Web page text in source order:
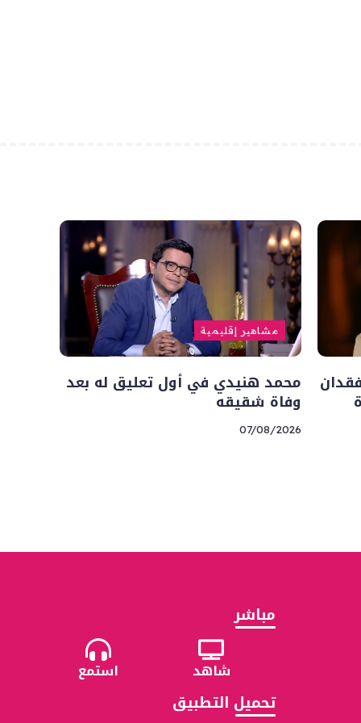
مشاهير إقليمية
محمد هنيدي في أول تعليق له بعد
وفاة شقيقه
07/08/2026
مباشر
شاهد استمع
تحميل التطبيق